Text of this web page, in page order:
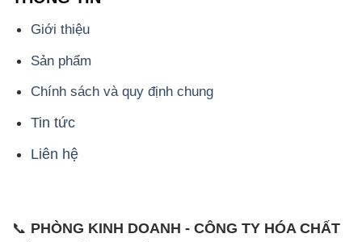
Giới thiệu
Sản phẩm
Chính sách và quy định chung
Tin tức
Liên hệ
📞 PHÒNG KINH DOANH - CÔNG TY HÓA CHẤT